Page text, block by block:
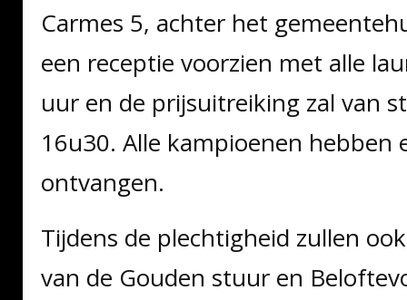
Carmes 5, achter het
een receptie voorzien met alle
uur en de prijsuitreiking zal van
16u30. Alle kampioenen hebben
ontvangen.
Tijdens de plechtigheid zullen
van de Gouden stuur en